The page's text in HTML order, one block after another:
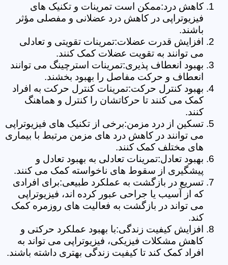
کاهش درد:ممکن است تمرینات و تکنیک های
فیزیوتراپی در کاهش درد عضلانی و مفصلی مؤثر
باشند.
افزایش قدرت عضلات:تمرینات تقویتی و تعادلی
می توانند به تقویت عضلات کمک کنند.
بهبود انعطاف پذیری:تمرینات استرچینگ می توانند
انعطاف و حرکت مفاصل را بهبود بخشند.
بهبود کنترل حرکت:تمرینات کنترل حرکت به افراد
کمک می کنند تا حرکاتشان را کنترل و هماهنگ
کنند.
تسکین از درد مزمن:برخی از تکنیک های فیزیوتراپی
می توانند در کاهش درد های مزمن مرتبط با بیماری
های مختلف کمک کنند.
بهبود تعادل:تمرینات تعادلی به بهبود تعادل و
پیشگیری از سقوط های ناخواسته کمک می کنند.
تسریع در بازگشت به عملکرد طبیعی:برای افرادی
که از آسیب یا جراحی عبور کرده اند، فیزیوتراپی
می تواند در بازگشت به فعالیت های روزمره کمک
کند.
افزایش کیفیت زندگی:با بهبود عملکرد حرکتی و
کاهش مشکلات فیزیکی، فیزیوتراپی می تواند به
افراد کمک کند تا کیفیت زندگی بهتری داشته باشند.